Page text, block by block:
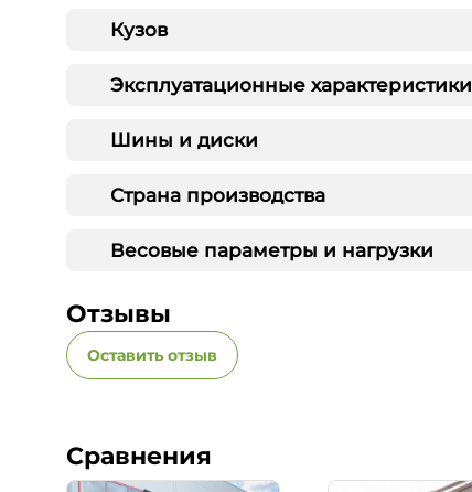
Кузов
Эксплуатационные характеристики
Шины и диски
Страна производства
Весовые параметры и нагрузки
Отзывы
Оставить отзыв
Сравнения